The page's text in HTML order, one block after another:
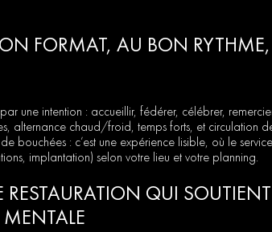
FORMAT, AU BON
une intention : accueillir, fédérer, célébrer,
alternance chaud/froid, temps forts, et circulation
bouchées : c’est une expérience lisible, où le
implantation) selon votre lieu et votre planning.
QUI